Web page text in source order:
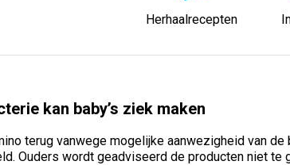
Herhaalrecepten
kan baby’s ziek maken
terug vanwege mogelijke aanwezigheid van
Ouders wordt geadviseerd de producten niet te